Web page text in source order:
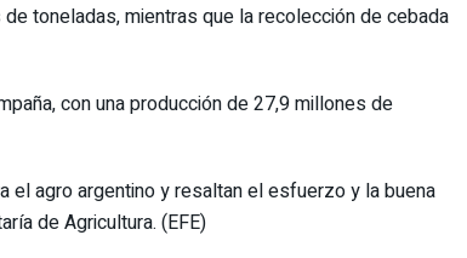
toneladas, mientras que la recolección de cebada
con una producción de 27,9 millones de
el agro argentino y resaltan el esfuerzo y la buena
de Agricultura. (EFE)